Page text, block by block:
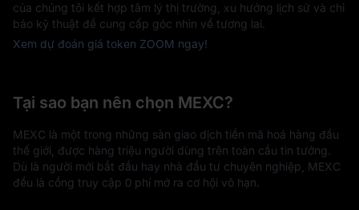
của chúng tôi kết hợp tâm lý thị trường, xu hướng lịch sử và chỉ
báo kỹ thuật để cung cấp góc nhìn về tương lai.
Xem dự đoán giá token ZOOM ngay!
Tại sao bạn nên chọn MEXC?
MEXC là một trong những sàn giao dịch tiền mã hoá hàng đầu
thế giới, được hàng triệu người dùng trên toàn cầu tin tưởng.
Dù là người mới bắt đầu hay nhà đầu tư chuyên nghiệp, MEXC
đều là cổng truy cập 0 phí mở ra cơ hội vô hạn.